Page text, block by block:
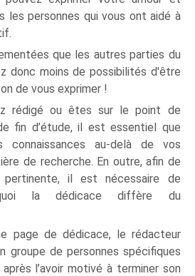
les personnes qui vous ont aidé à
que les autres parties du
donc moins de possibilités d'être
de vous exprimer !
rédigé ou êtes sur le point de
fin d’étude, il est essentiel que
connaissances au-delà de vos
de recherche. En outre, afin de
il est nécessaire de
la dédicace diffère du
page de dédicace, le rédacteur
groupe de personnes spécifiques
l’avoir motivé à terminer son